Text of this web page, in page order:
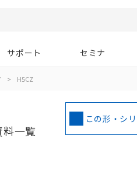
サポート セミナ
> H5CZ
一覧
この形・シ